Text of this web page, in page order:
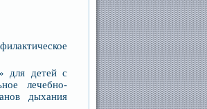
для детей с
лечебно-
дыхания